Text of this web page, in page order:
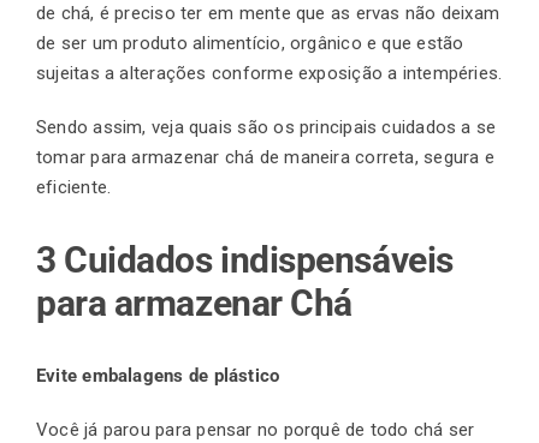
de chá, é preciso ter em mente que as ervas não deixam
de ser um produto alimentício, orgânico e que estão
sujeitas a alterações conforme exposição a intempéries.
Sendo assim, veja quais são os principais cuidados a se
tomar para armazenar chá de maneira correta, segura e
eficiente.
3 Cuidados indispensáveis
para armazenar Chá
Evite embalagens de plástico
Você já parou para pensar no porquê de todo chá ser